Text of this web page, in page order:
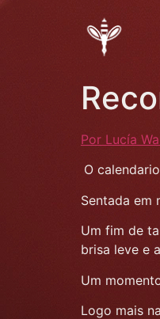
Por Lucía
O
Sentada em
Um fim de
brisa leve e
Um
Logo mais